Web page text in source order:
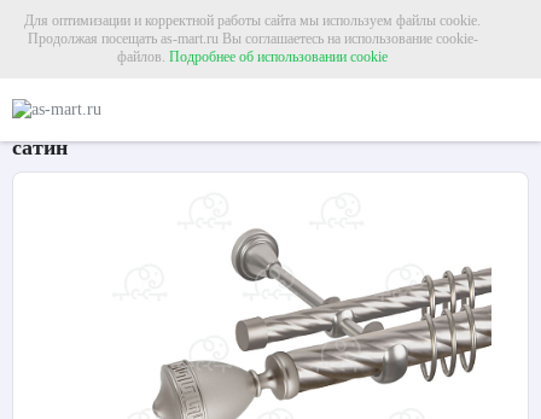
Для оптимизации и корректной работы сайта мы используем файлы cookie.
Продолжая посещать as-mart.ru Вы соглашаетесь на использование cookie-
файлов. Подробнее об использовании cookie
Карниз для штор двухрядный «Версус» Ø25К/16К
сатин